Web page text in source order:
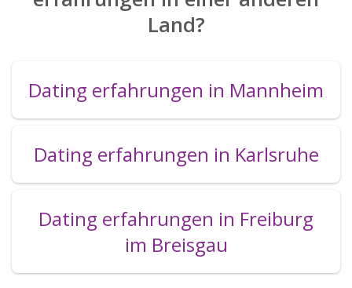
Land?
Dating erfahrungen in Mannheim
Dating erfahrungen in Karlsruhe
Dating erfahrungen in Freiburg
im Breisgau